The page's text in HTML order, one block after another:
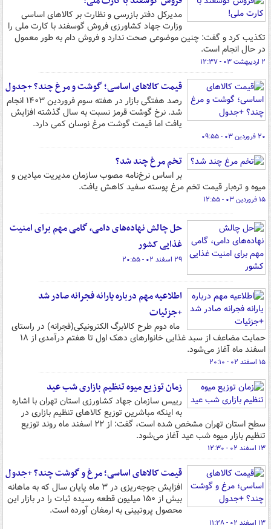
مدیرکل دفتر بازرسی و نظارت بر کالاهای اساسی
وزارت جهاد کشاورزی فروش گوسفند با کارت ملی را
تکذیب کرد و گفت: چنین موضوعی صحت ندارد و فروش دام به طور معمول
در حال انجام است.
۲ اردیبهشت ۰۳ - ۱۲:۳۷
قیمت کالاهای اساسی؛ گوشت و مرغ چند؟ +جدول
رصد هفتگی بازار در هفته سوم فروردین ۱۴۰۳ انجام
شد. نرخ گوشت قرمز نسبت به سال گذشته افزایش
یافت اما قیمت گوشت مرغ نوسان کمی دارد.
۲۰ فروردین ۰۳ - ۰۹:۵۵
تخم مرغ چند شد؟
بر اساس نرخ‌نامه مصوب سازمان مدیریت میادین و
میوه و تره‌بار قیمت تخم مرغ پوسته سفید کاهش یافت.
۱۵ فروردین ۰۳ - ۱۲:۵۵
حل چالش‌ نهاده‌های دامی، گامی مهم برای امنیت
غذایی کشور
۲۹ اسفند ۰۲ - ۲۰:۵۵
اطلاعیه مهم درباره یارانه فجرانه صادر شد
+جزئیات
ماه دوم طرح کالابرگ الکترونیکی(فجرانه) در راستای
حمایت مضاعف از سبد غذایی خانوارهای دهک‌ اول تا هفتم درآمدی از ۱۸
اسفند ماه آغاز می‌شود.
۱۵ اسفند ۰۲ - ۲۰:۱۰
زمان توزیع میوه تنظیم بازاری شب عید
رییس سازمان جهاد کشاورزی استان تهران با اشاره
به اینکه مباشرین توزیع کالاهای تنظیم بازاری در
سطح استان تهران مشخص شده است، گفت: از ۲۲ اسفند ماه روند توزیع
تنظیم بازار میوه شب عید آغاز می‌شود.
۱۳ اسفند ۰۲ - ۱۲:۳۰
قیمت کالاهای اساسی؛ مرغ و گوشت چند؟ +جدول
افزایش جوجه‌ریزی در ۳ ماه پایان سال که به ماهانه
بیش از ۱۵۰ میلیون قطعه رسیده ثبات را در بازار این
محصول پروتیینی به ارمغان آورده است.
۱۳ اسفند ۰۲ - ۱۱:۲۸